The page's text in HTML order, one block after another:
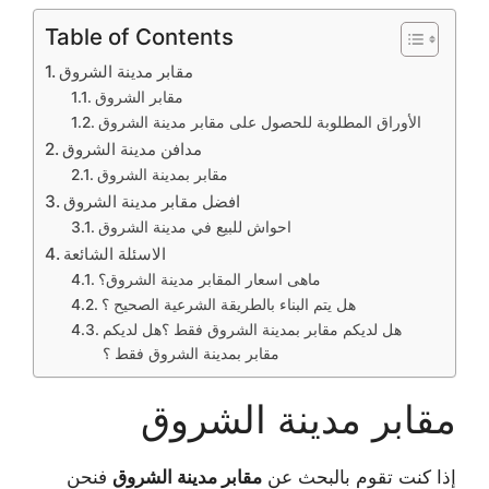
Table of Contents
مقابر مدينة الشروق
مقابر الشروق
الأوراق المطلوبة للحصول على مقابر مدينة الشروق
مدافن مدينة الشروق
مقابر بمدينة الشروق
افضل مقابر مدينة الشروق
احواش للبيع في مدينة الشروق
الاسئلة الشائعة
ماهى اسعار المقابر مدينة الشروق؟
هل يتم البناء بالطريقة الشرعية الصحيح ؟
هل لديكم مقابر بمدينة الشروق فقط ؟هل لديكم
مقابر بمدينة الشروق فقط ؟
مقابر مدينة الشروق
إذا كنت تقوم بالبحث عن مقابر مدينة الشروق فنحن